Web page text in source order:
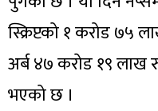
स्क्रिप्टको १ करोड ७५
अर्ब ४७ करोड १९ लाख
भएको छ ।